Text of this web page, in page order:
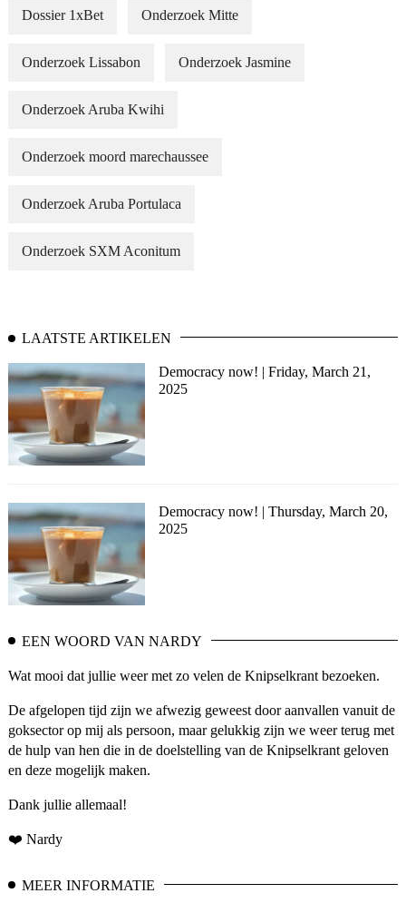
Dossier 1xBet Onderzoek Mitte
Onderzoek Lissabon Onderzoek Jasmine
Onderzoek Aruba Kwihi
Onderzoek moord marechaussee
Onderzoek Aruba Portulaca
Onderzoek SXM Aconitum
LAATSTE ARTIKELEN
Democracy now! | Friday, March 21,
2025
Democracy now! | Thursday, March 20,
2025
EEN WOORD VAN NARDY
Wat mooi dat jullie weer met zo velen de Knipselkrant bezoeken.
De afgelopen tijd zijn we afwezig geweest door aanvallen vanuit de
goksector op mij als persoon, maar gelukkig zijn we weer terug met
de hulp van hen die in de doelstelling van de Knipselkrant geloven
en deze mogelijk maken.
Dank jullie allemaal!
❤️ Nardy
MEER INFORMATIE